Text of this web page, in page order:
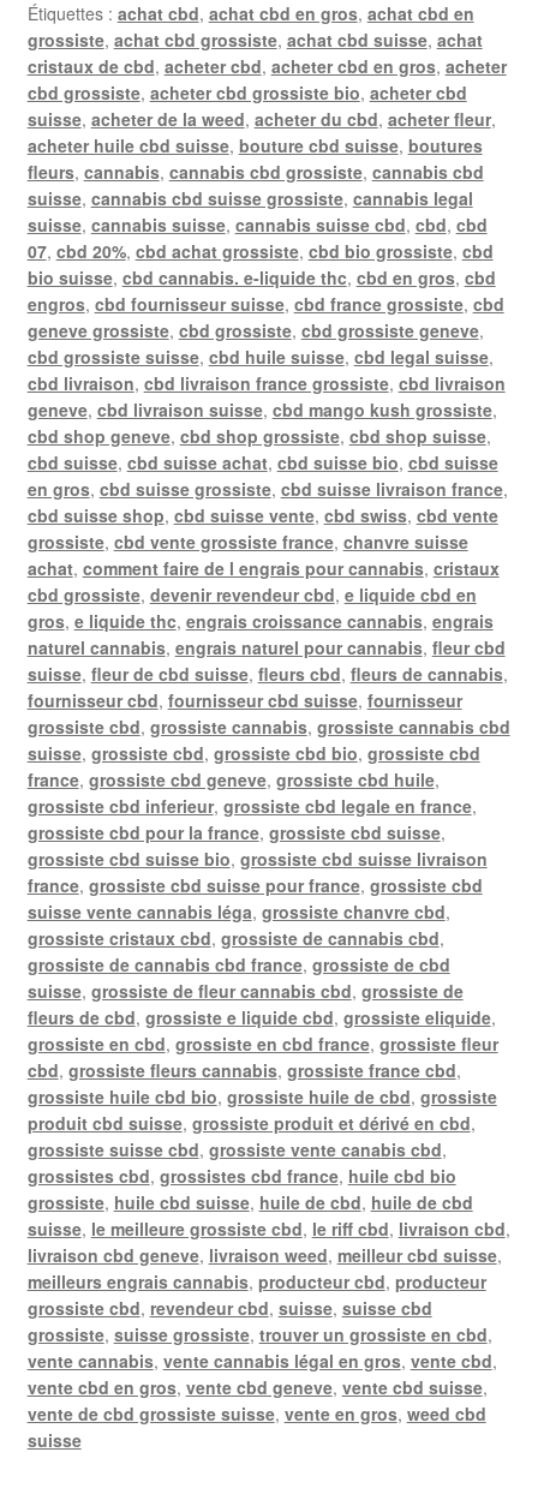
Étiquettes : achat cbd, achat cbd en gros, achat cbd en
grossiste, achat cbd grossiste, achat cbd suisse, achat
cristaux de cbd, acheter cbd, acheter cbd en gros, acheter
cbd grossiste, acheter cbd grossiste bio, acheter cbd
suisse, acheter de la weed, acheter du cbd, acheter fleur,
acheter huile cbd suisse, bouture cbd suisse, boutures
fleurs, cannabis, cannabis cbd grossiste, cannabis cbd
suisse, cannabis cbd suisse grossiste, cannabis legal
suisse, cannabis suisse, cannabis suisse cbd, cbd, cbd
07, cbd 20%, cbd achat grossiste, cbd bio grossiste, cbd
bio suisse, cbd cannabis. e-liquide thc, cbd en gros, cbd
engros, cbd fournisseur suisse, cbd france grossiste, cbd
geneve grossiste, cbd grossiste, cbd grossiste geneve,
cbd grossiste suisse, cbd huile suisse, cbd legal suisse,
cbd livraison, cbd livraison france grossiste, cbd livraison
geneve, cbd livraison suisse, cbd mango kush grossiste,
cbd shop geneve, cbd shop grossiste, cbd shop suisse,
cbd suisse, cbd suisse achat, cbd suisse bio, cbd suisse
en gros, cbd suisse grossiste, cbd suisse livraison france,
cbd suisse shop, cbd suisse vente, cbd swiss, cbd vente
grossiste, cbd vente grossiste france, chanvre suisse
achat, comment faire de l engrais pour cannabis, cristaux
cbd grossiste, devenir revendeur cbd, e liquide cbd en
gros, e liquide thc, engrais croissance cannabis, engrais
naturel cannabis, engrais naturel pour cannabis, fleur cbd
suisse, fleur de cbd suisse, fleurs cbd, fleurs de cannabis,
fournisseur cbd, fournisseur cbd suisse, fournisseur
grossiste cbd, grossiste cannabis, grossiste cannabis cbd
suisse, grossiste cbd, grossiste cbd bio, grossiste cbd
france, grossiste cbd geneve, grossiste cbd huile,
grossiste cbd inferieur, grossiste cbd legale en france,
grossiste cbd pour la france, grossiste cbd suisse,
grossiste cbd suisse bio, grossiste cbd suisse livraison
france, grossiste cbd suisse pour france, grossiste cbd
suisse vente cannabis léga, grossiste chanvre cbd,
grossiste cristaux cbd, grossiste de cannabis cbd,
grossiste de cannabis cbd france, grossiste de cbd
suisse, grossiste de fleur cannabis cbd, grossiste de
fleurs de cbd, grossiste e liquide cbd, grossiste eliquide,
grossiste en cbd, grossiste en cbd france, grossiste fleur
cbd, grossiste fleurs cannabis, grossiste france cbd,
grossiste huile cbd bio, grossiste huile de cbd, grossiste
produit cbd suisse, grossiste produit et dérivé en cbd,
grossiste suisse cbd, grossiste vente canabis cbd,
grossistes cbd, grossistes cbd france, huile cbd bio
grossiste, huile cbd suisse, huile de cbd, huile de cbd
suisse, le meilleure grossiste cbd, le riff cbd, livraison cbd,
livraison cbd geneve, livraison weed, meilleur cbd suisse,
meilleurs engrais cannabis, producteur cbd, producteur
grossiste cbd, revendeur cbd, suisse, suisse cbd
grossiste, suisse grossiste, trouver un grossiste en cbd,
vente cannabis, vente cannabis légal en gros, vente cbd,
vente cbd en gros, vente cbd geneve, vente cbd suisse,
vente de cbd grossiste suisse, vente en gros, weed cbd
suisse